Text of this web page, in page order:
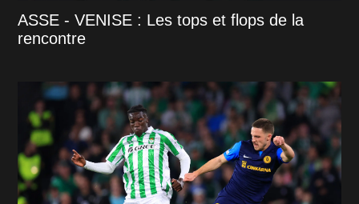
ASSE - VENISE : Les tops et flops de la
rencontre